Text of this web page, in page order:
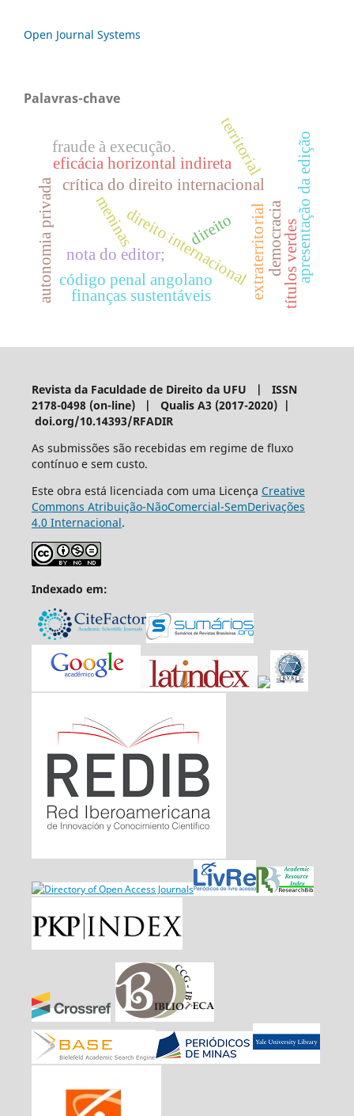
Open Journal Systems
Palavras-chave
direito
direito internacional
crítica do direito internacional
nota do editor;
territorial
extraterritorial apresentação da edição
autonomia privada
eficácia horizontal indireta
código penal angolano
democracia
finanças sustentáveis títulos verdes
fraude à execução.
meninas
Revista da Faculdade de Direito da UFU | ISSN
2178-0498 (on-line) | Qualis A3 (2017-2020) |
doi.org/10.14393/RFADIR
As submissões são recebidas em regime de fluxo
contínuo e sem custo.
Este obra está licenciada com uma Licença Creative
Commons Atribuição-NãoComercial-SemDerivações
4.0 Internacional.
Indexado em: